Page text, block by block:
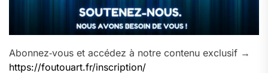
Abonnez‑vous et accédez à notre contenu exclusif →
https://foutouart.fr/inscription/